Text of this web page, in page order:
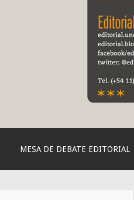
MESA DE DEBATE EDITORIAL